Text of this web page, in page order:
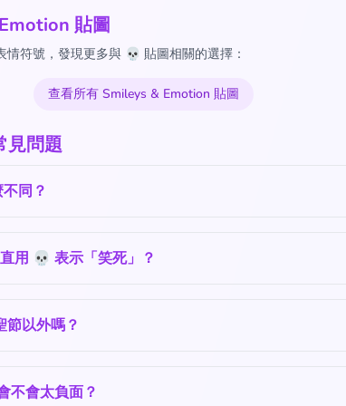
貼圖
情符號，發現更多與 💀 貼圖相關的選擇：
查看所有 Smileys & Emotion 貼圖
見問題
同？
用 💀 表示「笑死」？
節以外嗎？
不會太負面？